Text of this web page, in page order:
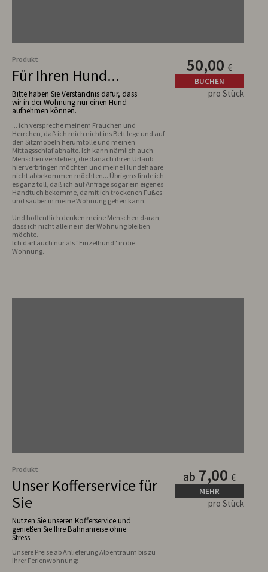
Produkt
Für Ihren Hund...
Bitte haben Sie Verständnis dafür, dass
wir in der Wohnung nur einen Hund
aufnehmen können.
... ich verspreche meinem Frauchen und
Herrchen, daß ich mich nicht ins Bett lege und auf
den Sitzmöbeln herumtolle und meinen
Mittagsschlaf abhalte. Ich kann nämlich auch
Menschen verstehen, die danach ihren Urlaub
hier verbringen möchten und meine Hundehaare
nicht abbekommen möchten... Übrigens finde ich
es ganz toll, daß ich auf Anfrage sogar ein eigenes
Handtuch bekomme, damit ich trockenen Fußes
Und hoffentlich denken meine Menschen daran,
dass ich nicht alleine in der Wohnung bleiben
möchte.
Ich darf auch nur als "Einzelhund" in die
Wohnung.
50,00 €
BUCHEN
pro Stück
Produkt
Unser Kofferservice für
Sie
Nutzen Sie unseren Kofferservice und
genießen Sie Ihre Bahnanreise ohne
Stress.
Unsere Preise ab Anlieferung Alpentraum bis zu
ab 7,00 €
MEHR
pro Stück